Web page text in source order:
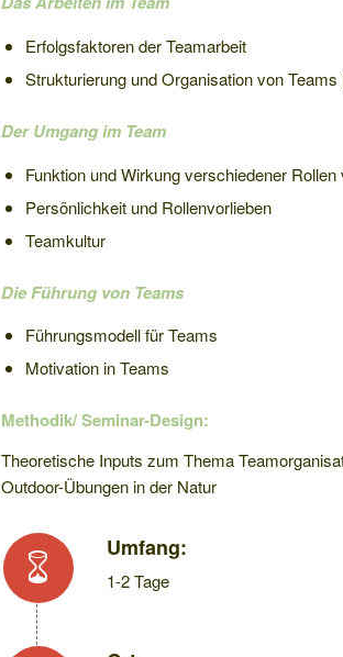
Erfolgsfaktoren der Teamarbeit
Strukturierung und Organisation von
Der Umgang im Team
Funktion und Wirkung verschiedener
Persönlichkeit und Rollenvorlieben
Teamkultur
Die Führung von Teams
Führungsmodell für Teams
Motivation in Teams
Methodik/ Seminar-Design:
Theoretische Inputs zum Thema
Outdoor-Übungen in der Natur
Umfang:
1-2 Tage